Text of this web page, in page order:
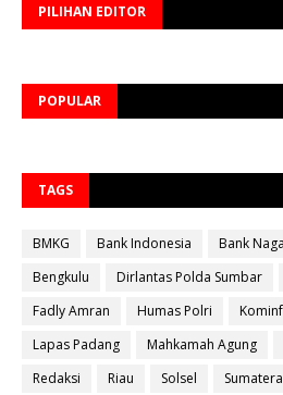
PILIHAN EDITOR
POPULAR
TAGS
BMKG Bank Indonesia Bank
Bengkulu
Dirlantas Polda Sumbar
Fadly Amran
Humas Polri
Lapas Padang
Mahkamah Agung
Redaksi
Riau Solsel